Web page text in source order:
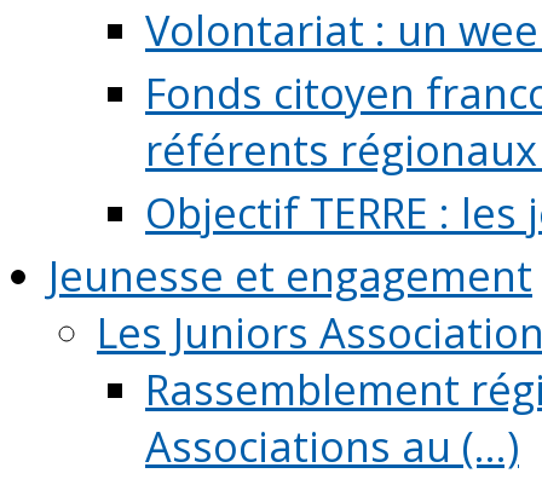
Volontariat : un
Fonds citoyen
référents régionaux
Objectif TERRE :
Jeunesse et engagement
Les Juniors
Rassemblement
Associations au (...)